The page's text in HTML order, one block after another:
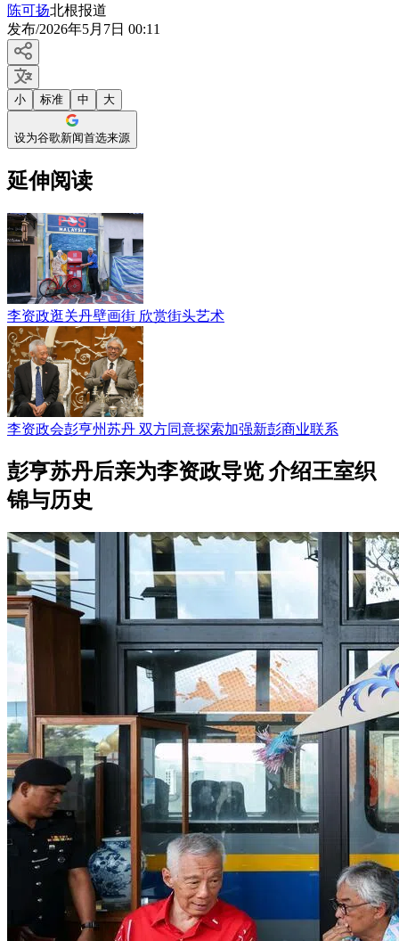
陈可扬北根报道
发布/2026年5月7日 00:11
小 标准 中 大
设为谷歌新闻首选来源
延伸阅读
李资政逛关丹壁画街 欣赏街头艺术
李资政会彭亨州苏丹 双方同意探索加强新彭商业联系
彭亨苏丹后亲为李资政导览 介绍王室织
锦与历史